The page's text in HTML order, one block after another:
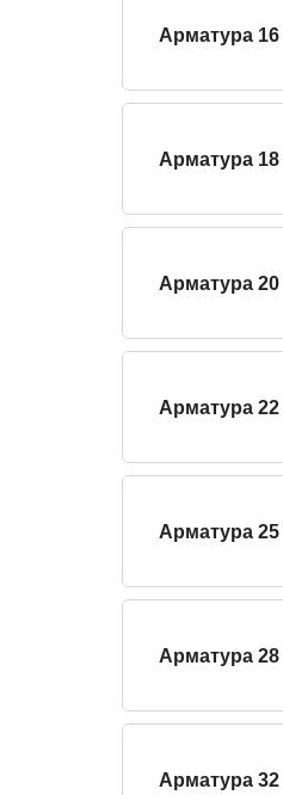
Арматура 16
Арматура 18
Арматура 20
Арматура 22
Арматура 25
Арматура 28
Арматура 32